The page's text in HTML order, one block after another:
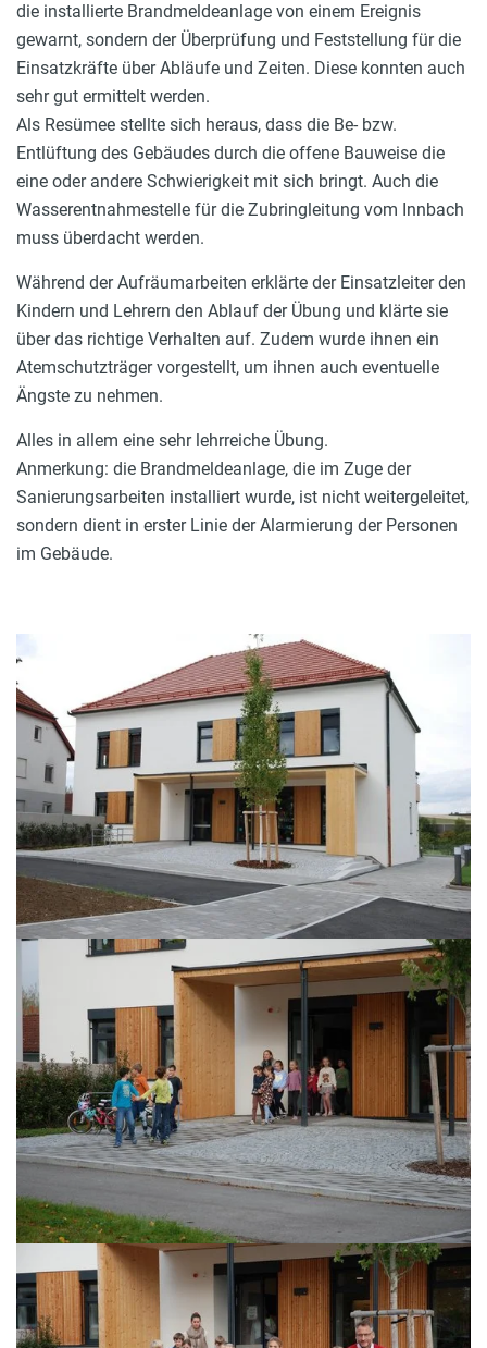
die installierte Brandmeldeanlage von einem Ereignis
gewarnt, sondern der Überprüfung und Feststellung für die
Einsatzkräfte über Abläufe und Zeiten. Diese konnten auch
sehr gut ermittelt werden.
Als Resümee stellte sich heraus, dass die Be- bzw.
Entlüftung des Gebäudes durch die offene Bauweise die
eine oder andere Schwierigkeit mit sich bringt. Auch die
Wasserentnahmestelle für die Zubringleitung vom Innbach
muss überdacht werden.
Während der Aufräumarbeiten erklärte der Einsatzleiter den
Kindern und Lehrern den Ablauf der Übung und klärte sie
über das richtige Verhalten auf. Zudem wurde ihnen ein
Atemschutzträger vorgestellt, um ihnen auch eventuelle
Ängste zu nehmen.
Alles in allem eine sehr lehrreiche Übung.
Anmerkung: die Brandmeldeanlage, die im Zuge der
Sanierungsarbeiten installiert wurde, ist nicht weitergeleitet,
sondern dient in erster Linie der Alarmierung der Personen
im Gebäude.